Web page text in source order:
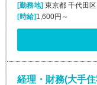
[勤務地]東京都 千代田区
[時給]1,600円～